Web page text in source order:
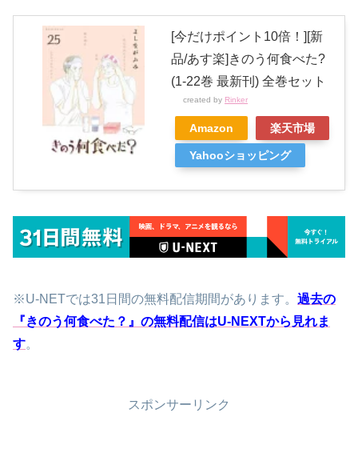
[今だけポイント10倍！][新
品/あす楽]きのう何食べた?
(1-22巻 最新刊) 全巻セット
created by Rinker
Amazon 楽天市場
Yahooショッピング
※U-NETでは31日間の無料配信期間があります。 過去の
『きのう何食べた？』の無料配信はU-NEXTから見れま
す。
スポンサーリンク